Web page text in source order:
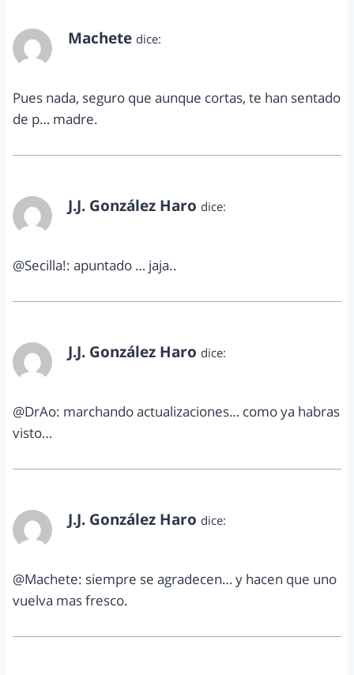
Machete dice:
Pues nada, seguro que aunque cortas, te han sentado
de p… madre.
J.J. González Haro dice:
@Secilla!: apuntado … jaja..
J.J. González Haro dice:
@DrAo: marchando actualizaciones… como ya habras
visto…
J.J. González Haro dice:
@Machete: siempre se agradecen… y hacen que uno
vuelva mas fresco.